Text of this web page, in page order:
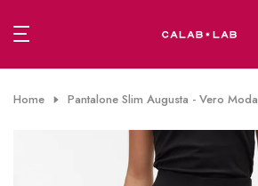
al
Home Pantalone Slim Augusta - Vero Moda